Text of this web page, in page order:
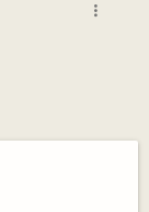
more_vert